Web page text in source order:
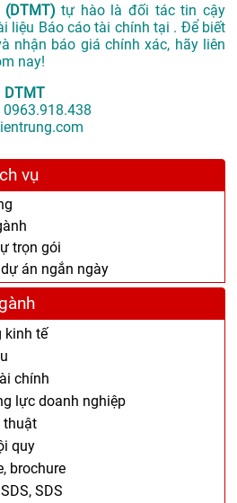
tự hào là đối tác tin cậy
liệu Báo cáo tài chính tại . Để biết
nhận báo giá chính xác, hãy liên
nay!
DTMT
vụ
trọn gói
án ngắn ngày
kinh tế
chính
lực doanh nghiệp
thuật
quy
brochure
SDS